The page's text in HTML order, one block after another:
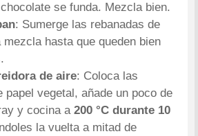
se funda. Mezcla bien.
: Sumerge las rebanadas de
mezcla hasta que queden bien
de aire: Coloca las
papel vegetal, añade un poco de
y cocina a200 °C durante 10
la vuelta a mitad de